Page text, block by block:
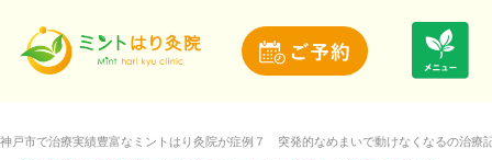
神戸市で治療実績豊富なミントはり灸院が症例７ 突発的なめまいで動けなくなるの治療